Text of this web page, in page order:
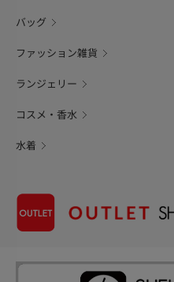
バッグ
ファッション雑貨
ランジェリー
コスメ・香水
水着